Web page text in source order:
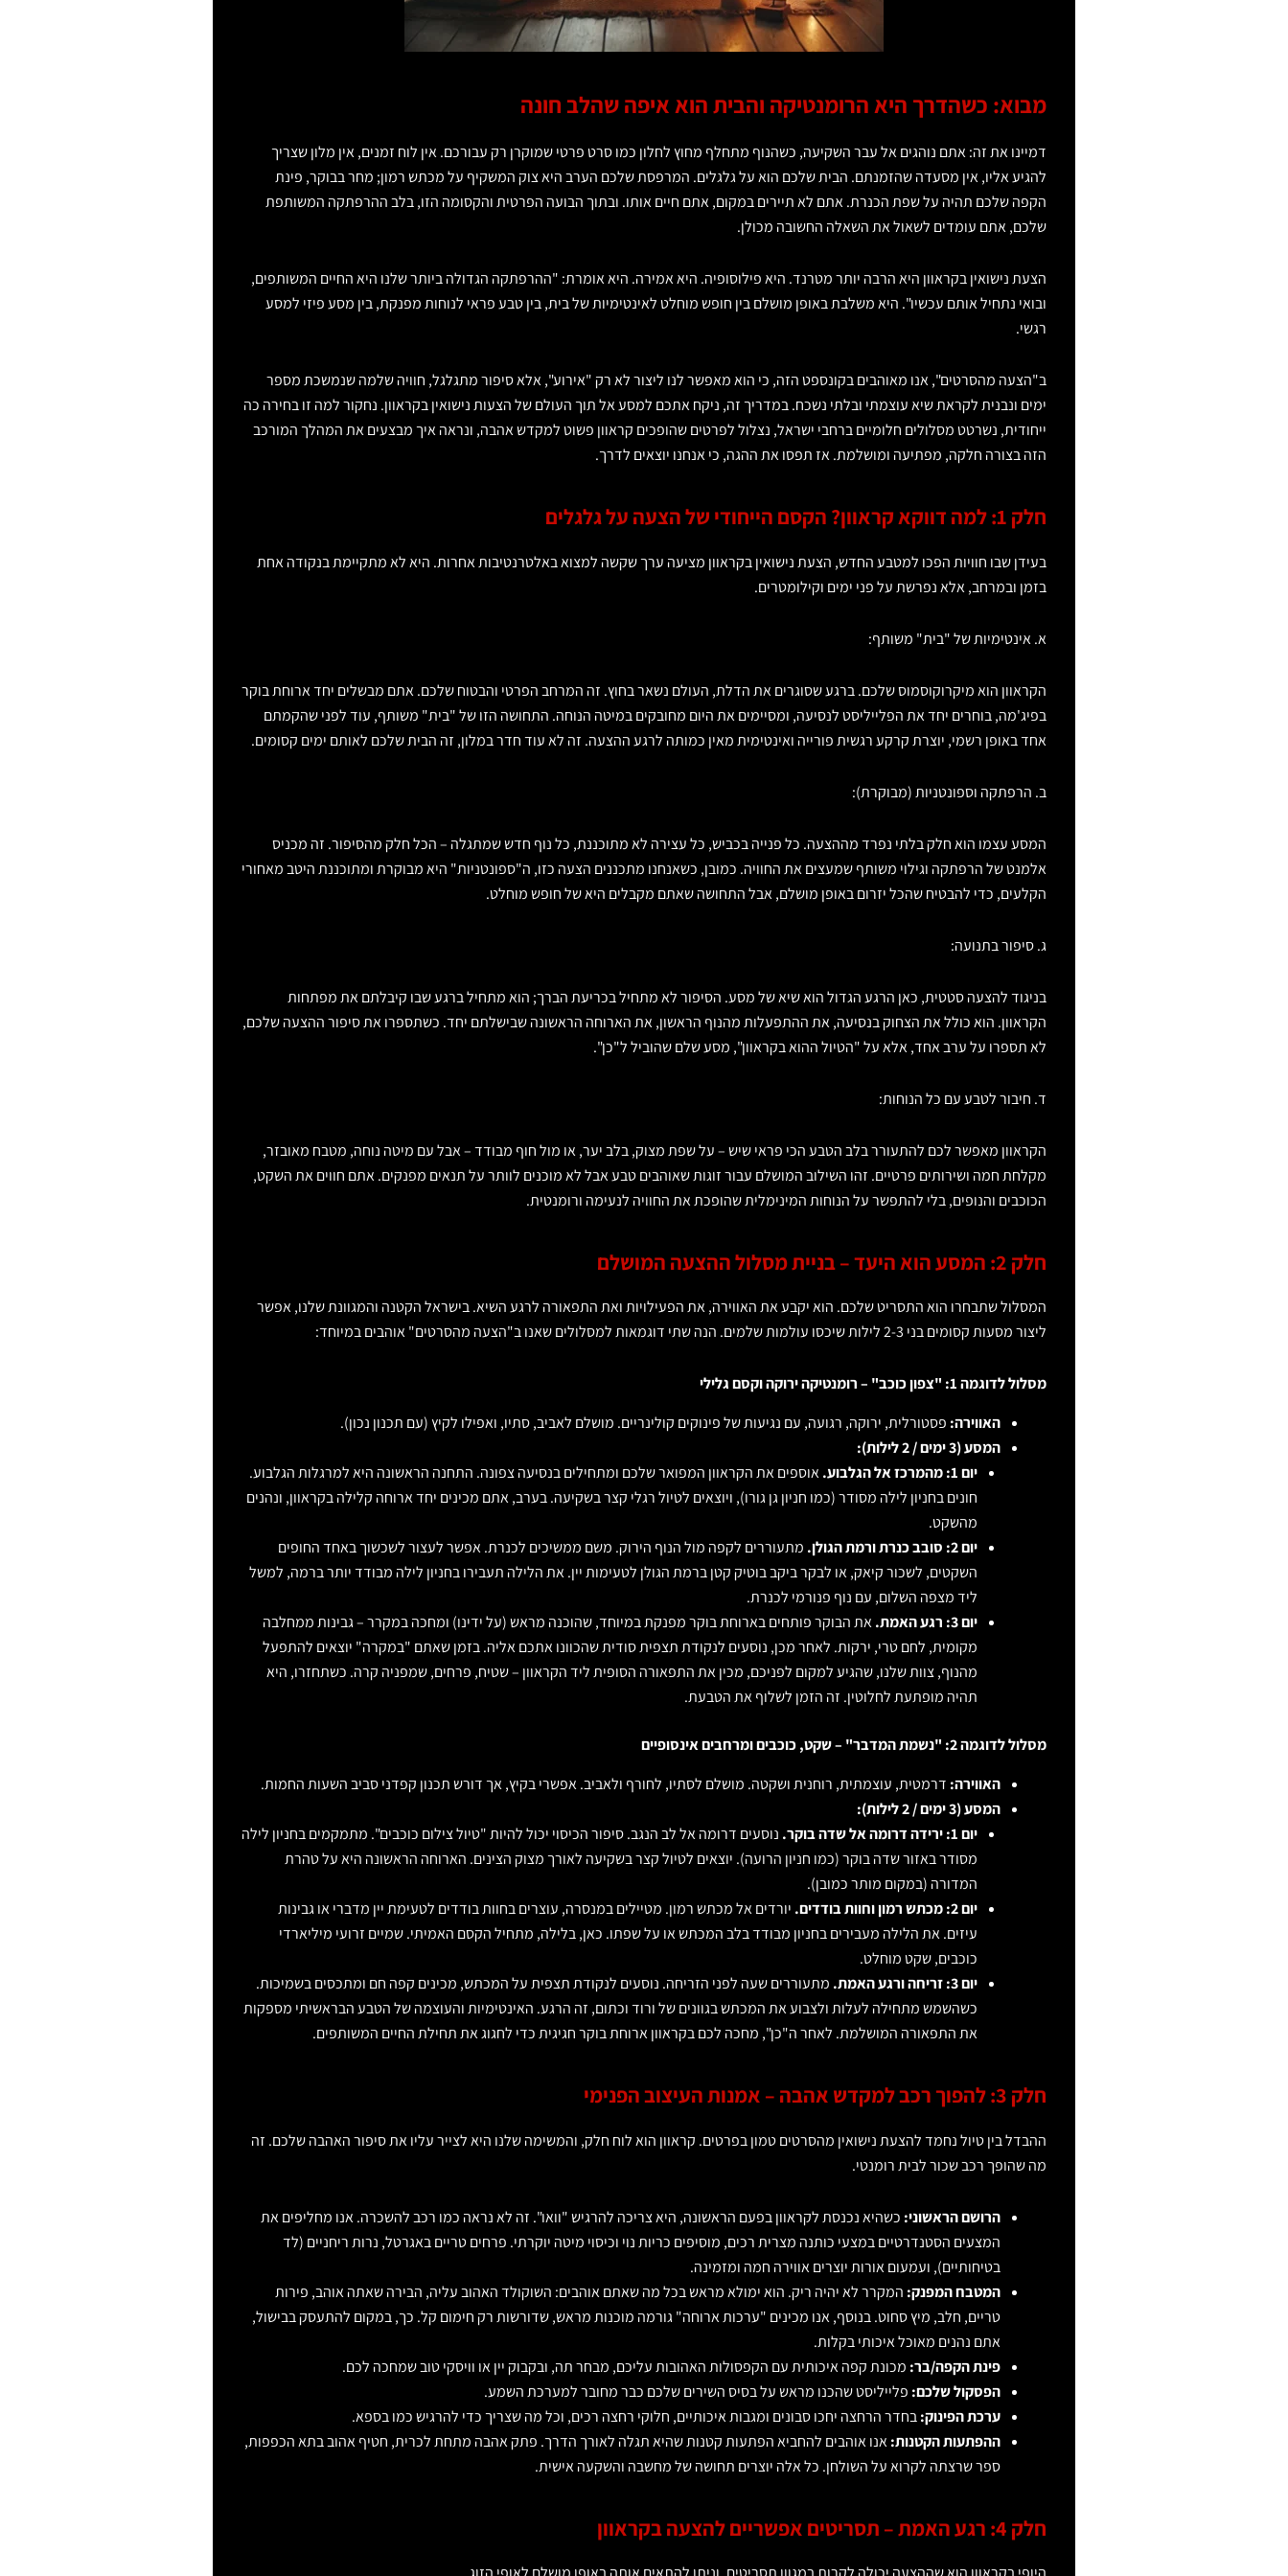
מבוא: כשהדרך היא הרומנטיקה והבית הוא איפה שהלב חונה
דמיינו את זה: אתם נוהגים אל עבר השקיעה, כשהנוף מתחלף מחוץ לחלון כמו סרט פרטי שמוקרן רק עבורכם. אין לוח זמנים, אין מלון שצריך
להגיע אליו, אין מסעדה שהזמנתם. הבית שלכם הוא על גלגלים. המרפסת שלכם הערב היא צוק המשקיף על מכתש רמון; מחר בבוקר, פינת
הקפה שלכם תהיה על שפת הכנרת. אתם לא תיירים במקום, אתם חיים אותו. ובתוך הבועה הפרטית והקסומה הזו, בלב ההרפתקה המשותפת
שלכם, אתם עומדים לשאול את השאלה החשובה מכולן.
הצעת נישואין בקראוון היא הרבה יותר מטרנד. היא פילוסופיה. היא אמירה. היא אומרת: "ההרפתקה הגדולה ביותר שלנו היא החיים המשותפים,
ובואי נתחיל אותם עכשיו". היא משלבת באופן מושלם בין חופש מוחלט לאינטימיות של בית, בין טבע פראי לנוחות מפנקת, בין מסע פיזי למסע
רגשי.
ב"הצעה מהסרטים", אנו מאוהבים בקונספט הזה, כי הוא מאפשר לנו ליצור לא רק "אירוע", אלא סיפור מתגלגל, חוויה שלמה שנמשכת מספר
ימים ונבנית לקראת שיא עוצמתי ובלתי נשכח. במדריך זה, ניקח אתכם למסע אל תוך העולם של הצעות נישואין בקראוון. נחקור למה זו בחירה כה
ייחודית, נשרטט מסלולים חלומיים ברחבי ישראל, נצלול לפרטים שהופכים קראוון פשוט למקדש אהבה, ונראה איך מבצעים את המהלך המורכב
הזה בצורה חלקה, מפתיעה ומושלמת. אז תפסו את ההגה, כי אנחנו יוצאים לדרך.
חלק 1: למה דווקא קראוון? הקסם הייחודי של הצעה על גלגלים
בעידן שבו חוויות הפכו למטבע החדש, הצעת נישואין בקראוון מציעה ערך שקשה למצוא באלטרנטיבות אחרות. היא לא מתקיימת בנקודה אחת
בזמן ובמרחב, אלא נפרשת על פני ימים וקילומטרים.
א. אינטימיות של "בית" משותף:
הקראוון הוא מיקרוקוסמוס שלכם. ברגע שסוגרים את הדלת, העולם נשאר בחוץ. זה המרחב הפרטי והבטוח שלכם. אתם מבשלים יחד ארוחת בוקר
בפיג'מה, בוחרים יחד את הפלייליסט לנסיעה, ומסיימים את היום מחובקים במיטה הנוחה. התחושה הזו של "בית" משותף, עוד לפני שהקמתם
אחד באופן רשמי, יוצרת קרקע רגשית פורייה ואינטימית מאין כמותה לרגע ההצעה. זה לא עוד חדר במלון, זה הבית שלכם לאותם ימים קסומים.
ב. הרפתקה וספונטניות (מבוקרת):
המסע עצמו הוא חלק בלתי נפרד מההצעה. כל פנייה בכביש, כל עצירה לא מתוכננת, כל נוף חדש שמתגלה – הכל חלק מהסיפור. זה מכניס
אלמנט של הרפתקה וגילוי משותף שמעצים את החוויה. כמובן, כשאנחנו מתכננים הצעה כזו, ה"ספונטניות" היא מבוקרת ומתוכננת היטב מאחורי
הקלעים, כדי להבטיח שהכל יזרום באופן מושלם, אבל התחושה שאתם מקבלים היא של חופש מוחלט.
ג. סיפור בתנועה:
בניגוד להצעה סטטית, כאן הרגע הגדול הוא שיא של מסע. הסיפור לא מתחיל בכריעת הברך; הוא מתחיל ברגע שבו קיבלתם את מפתחות
הקראוון. הוא כולל את הצחוק בנסיעה, את ההתפעלות מהנוף הראשון, את הארוחה הראשונה שבישלתם יחד. כשתספרו את סיפור ההצעה שלכם,
לא תספרו על ערב אחד, אלא על "הטיול ההוא בקראוון", מסע שלם שהוביל ל"כן".
ד. חיבור לטבע עם כל הנוחות:
הקראוון מאפשר לכם להתעורר בלב הטבע הכי פראי שיש – על שפת מצוק, בלב יער, או מול חוף מבודד – אבל עם מיטה נוחה, מטבח מאובזר,
מקלחת חמה ושירותים פרטיים. זהו השילוב המושלם עבור זוגות שאוהבים טבע אבל לא מוכנים לוותר על תנאים מפנקים. אתם חווים את השקט,
הכוכבים והנופים, בלי להתפשר על הנוחות המינימלית שהופכת את החוויה לנעימה ורומנטית.
חלק 2: המסע הוא היעד – בניית מסלול ההצעה המושלם
המסלול שתבחרו הוא התסריט שלכם. הוא יקבע את האווירה, את הפעילויות ואת התפאורה לרגע השיא. בישראל הקטנה והמגוונת שלנו, אפשר
ליצור מסעות קסומים בני 2-3 לילות שיכסו עולמות שלמים. הנה שתי דוגמאות למסלולים שאנו ב"הצעה מהסרטים" אוהבים במיוחד:
מסלול לדוגמה 1: "צפון כוכב" – רומנטיקה ירוקה וקסם גלילי
האווירה: פסטורלית, ירוקה, רגועה, עם נגיעות של פינוקים קולינריים. מושלם לאביב, סתיו, ואפילו לקיץ (עם תכנון נכון).
המסע (3 ימים / 2 לילות):
יום 1: מהמרכז אל הגלבוע.
אוספים את הקראוון המפואר שלכם ומתחילים בנסיעה צפונה. התחנה הראשונה היא למרגלות הגלבוע.
חונים בחניון לילה מסודר (כמו חניון גן גורו), ויוצאים לטיול רגלי קצר בשקיעה. בערב, אתם מכינים יחד ארוחה קלילה בקראוון, ונהנים
מהשקט.
יום 2: סובב כנרת ורמת הגולן.
מתעוררים לקפה מול הנוף הירוק. משם ממשיכים לכנרת. אפשר לעצור לשכשוך באחד החופים
השקטים, לשכור קיאק, או לבקר ביקב בוטיק קטן ברמת הגולן לטעימות יין. את הלילה תעבירו בחניון לילה מבודד יותר ברמה, למשל
ליד מצפה השלום, עם נוף פנורמי לכנרת.
יום 3: רגע האמת.
את הבוקר פותחים בארוחת בוקר מפנקת במיוחד, שהוכנה מראש (על ידינו) ומחכה במקרר – גבינות ממחלבה
מקומית, לחם טרי, ירקות. לאחר מכן, נוסעים לנקודת תצפית סודית שהכוונו אתכם אליה. בזמן שאתם "במקרה" יוצאים להתפעל
מהנוף, צוות שלנו, שהגיע למקום לפניכם, מכין את התפאורה הסופית ליד הקראוון – שטיח, פרחים, שמפניה קרה. כשתחזרו, היא
תהיה מופתעת לחלוטין. זה הזמן לשלוף את הטבעת.
מסלול לדוגמה 2: "נשמת המדבר" – שקט, כוכבים ומרחבים אינסופיים
האווירה: דרמטית, עוצמתית, רוחנית ושקטה. מושלם לסתיו, לחורף ולאביב. אפשרי בקיץ, אך דורש תכנון קפדני סביב השעות החמות.
המסע (3 ימים / 2 לילות):
יום 1: ירידה דרומה אל שדה בוקר.
נוסעים דרומה אל לב הנגב. סיפור הכיסוי יכול להיות "טיול צילום כוכבים". מתמקמים בחניון לילה
מסודר באזור שדה בוקר (כמו חניון הרועה). יוצאים לטיול קצר בשקיעה לאורך מצוק הצינים. הארוחה הראשונה היא על טהרת
המדורה (במקום מותר כמובן).
יום 2: מכתש רמון וחוות בודדים.
יורדים אל מכתש רמון. מטיילים במנסרה, עוצרים בחוות בודדים לטעימת יין מדברי או גבינות
עיזים. את הלילה מעבירים בחניון מבודד בלב המכתש או על שפתו. כאן, בלילה, מתחיל הקסם האמיתי. שמיים זרועי מיליארדי
כוכבים, שקט מוחלט.
יום 3: זריחה ורגע האמת.
מתעוררים שעה לפני הזריחה. נוסעים לנקודת תצפית על המכתש, מכינים קפה חם ומתכסים בשמיכות.
כשהשמש מתחילה לעלות ולצבוע את המכתש בגוונים של ורוד וכתום, זה הרגע. האינטימיות והעוצמה של הטבע הבראשיתי מספקות
את התפאורה המושלמת. לאחר ה"כן", מחכה לכם בקראוון ארוחת בוקר חגיגית כדי לחגוג את תחילת החיים המשותפים.
חלק 3: להפוך רכב למקדש אהבה – אמנות העיצוב הפנימי
ההבדל בין טיול נחמד להצעת נישואין מהסרטים טמון בפרטים. קראוון הוא לוח חלק, והמשימה שלנו היא לצייר עליו את סיפור האהבה שלכם. זה
מה שהופך רכב שכור לבית רומנטי.
הרושם הראשוני: כשהיא נכנסת לקראוון בפעם הראשונה, היא צריכה להרגיש "וואו". זה לא נראה כמו רכב להשכרה. אנו מחליפים את
המצעים הסטנדרטיים במצעי כותנה מצרית רכים, מוסיפים כריות נוי וכיסוי מיטה יוקרתי. פרחים טריים באגרטל, נרות ריחניים (לד
בטיחותיים), ועמעום אורות יוצרים אווירה חמה ומזמינה.
המטבח המפנק: המקרר לא יהיה ריק. הוא ימולא מראש בכל מה שאתם אוהבים: השוקולד האהוב עליה, הבירה שאתה אוהב, פירות
טריים, חלב, מיץ סחוט. בנוסף, אנו מכינים "ערכות ארוחה" גורמה מוכנות מראש, שדורשות רק חימום קל. כך, במקום להתעסק בבישול,
אתם נהנים מאוכל איכותי בקלות.
פינת הקפה/בר: מכונת קפה איכותית עם הקפסולות האהובות עליכם, מבחר תה, ובקבוק יין או וויסקי טוב שמחכה לכם.
הפסקול שלכם: פלייליסט שהכנו מראש על בסיס השירים שלכם כבר מחובר למערכת השמע.
ערכת הפינוק:בחדר הרחצה יחכו סבונים ומגבות איכותיים, חלוקי רחצה רכים, וכל מה שצריך כדי להרגיש כמו בספא.
ההפתעות הקטנות:אנו אוהבים להחביא הפתעות קטנות שהיא תגלה לאורך הדרך. פתק אהבה מתחת לכרית, חטיף אהוב בתא הכפפות,
ספר שרצתה לקרוא על השולחן. כל אלה יוצרים תחושה של מחשבה והשקעה אישית.
חלק 4: רגע האמת – תסריטים אפשריים להצעה בקראוון